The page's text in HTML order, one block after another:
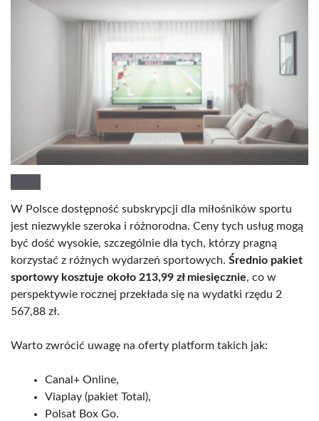
W Polsce dostępność subskrypcji dla miłośników sportu
jest niezwykle szeroka i różnorodna. Ceny tych usług mogą
być dość wysokie, szczególnie dla tych, którzy pragną
korzystać z różnych wydarzeń sportowych. Średnio pakiet
sportowy kosztuje około 213,99 zł miesięcznie, co w
perspektywie rocznej przekłada się na wydatki rzędu 2
567,88 zł.
Warto zwrócić uwagę na oferty platform takich jak:
Canal+ Online,
Viaplay (pakiet Total),
Polsat Box Go.